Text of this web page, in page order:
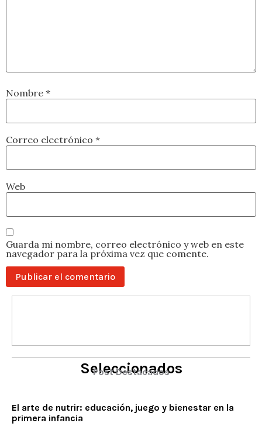
Nombre *
Correo electrónico *
Web
Guarda mi nombre, correo electrónico y web en este
navegador para la próxima vez que comente.
Seleccionados
Post Destacados
El arte de nutrir: educación, juego y bienestar en la
primera infancia